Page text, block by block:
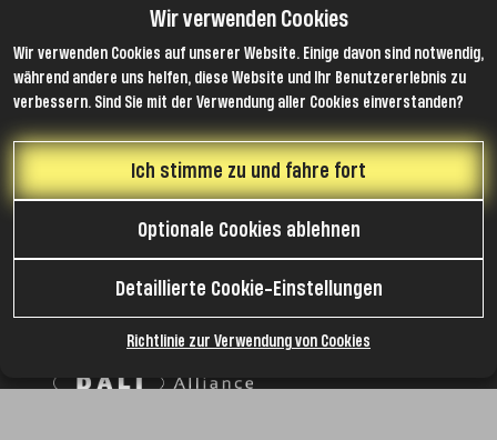
Dornych 54/47, 617 00, Brünn, Tschechische
Republik
ID: 04599438
VAT nr: CZ04599438
DS: 48FCYQQ
Bescheinigungen
Wir sind Mitglied
Wir verwenden Cookies
Wir verwenden Cookies auf unserer Website. Einige davon sind notwendig,
während andere uns helfen, diese Website und Ihr Benutzererlebnis zu
verbessern. Sind Sie mit der Verwendung aller Cookies einverstanden?
Ich stimme zu und fahre fort
Optionale Cookies ablehnen
Detaillierte Cookie-Einstellungen
Richtlinie zur Verwendung von Cookies